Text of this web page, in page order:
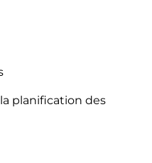
planification des